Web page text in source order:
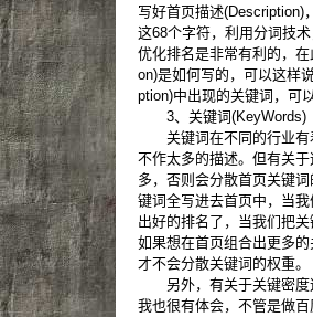
写好首页描述(Description)
这68个字符，利用分词技
优化排名是非常有利的，
on)是如何写的，可以这样
ption)中出现的关键词，可
3、关键词(KeyWords)
关键词在不同的行业有
不作太多的描述。但有关
多，否则会分散首页关键
键词全写进去首页中，当
出好的排名了，当我们把
如果想在首页组合出更多
才不会分散关键词的权重。
另外，有关于关键密度
我也很有体会，不管是做